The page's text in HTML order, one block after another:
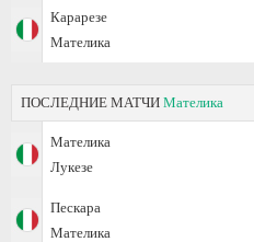
Карарезе
Мателика
ПОСЛЕДНИЕ МАТЧИ Мателика
Мателика
Лукезе
Пескара
Мателика